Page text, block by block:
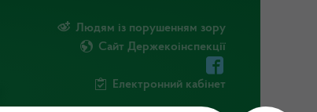
Людям із порушенням зору
Сайт Держекоінспекції
Електронний кабінет